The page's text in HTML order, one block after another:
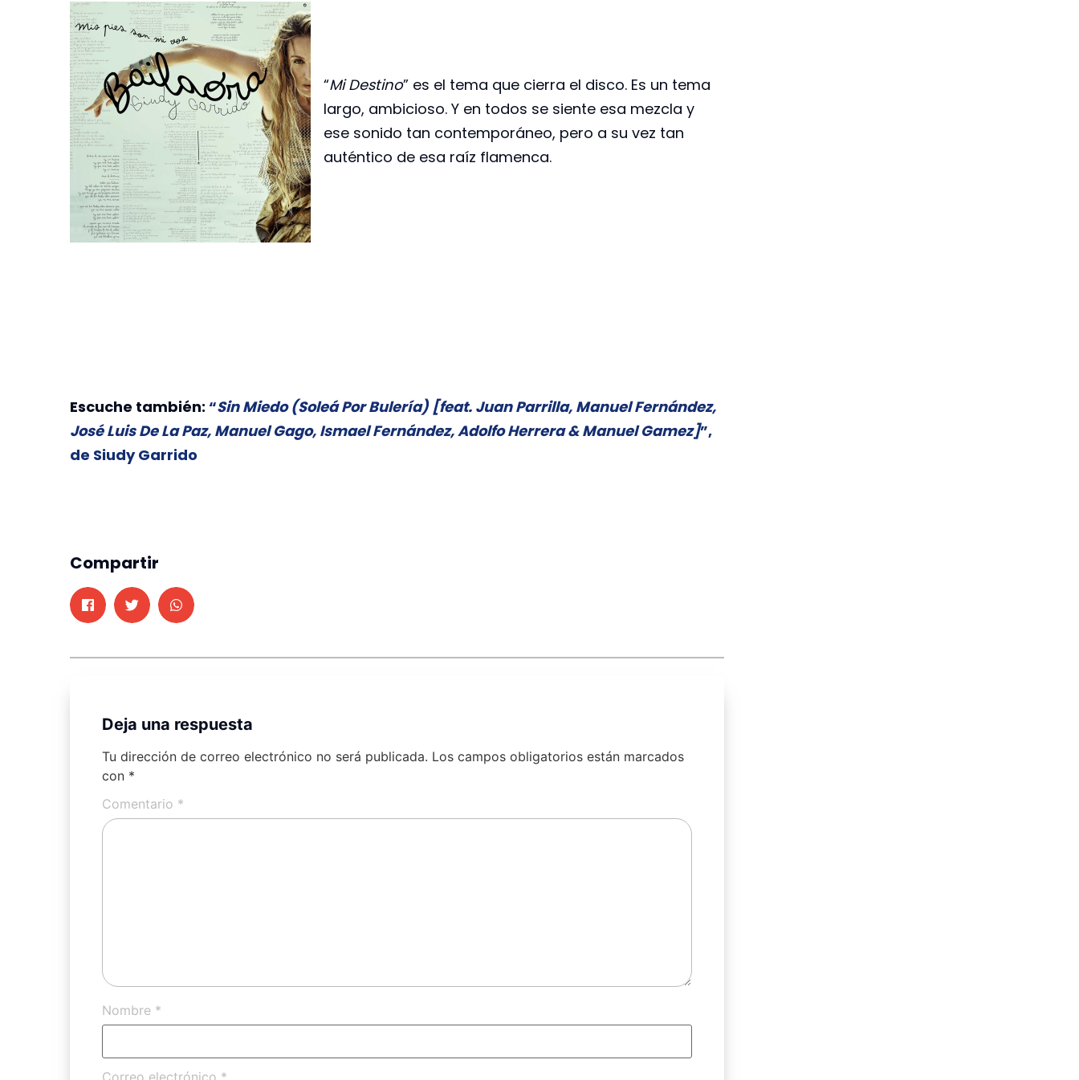
“Mi Destino” es el tema que cierra el disco. Es un tema
largo, ambicioso. Y en todos se siente esa mezcla y
ese sonido tan contemporáneo, pero a su vez tan
auténtico de esa raíz flamenca.
Escuche también: “Sin Miedo (Soleá Por Bulería) [feat. Juan Parrilla, Manuel Fernández,
José Luis De La Paz, Manuel Gago, Ismael Fernández, Adolfo Herrera & Manuel Gamez]”,
de Siudy Garrido
Compartir
Deja una respuesta
Tu dirección de correo electrónico no será publicada. Los campos obligatorios están marcados
con *
Comentario *
Nombre *
Correo electrónico *